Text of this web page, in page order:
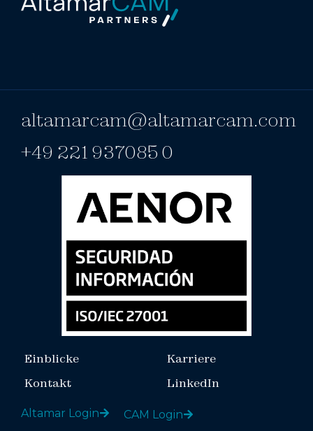
altamarcam@altamarcam.com
+49 221 937085 0
Einblicke
Kontakt
Karriere
LinkedIn
Altamar Login CAM Login